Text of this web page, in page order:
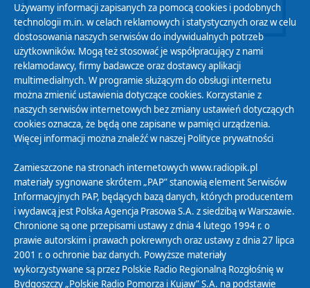
Polityka Prywatności
Zasady korzystania z Serwisu
Organizacje Pożytku Publicznego
Cyfryzacja DAB+
Polityka ochrony danych osobowych
Abonament
Zamówienia publiczne
Biuletyn Informacji Publicznej
Używamy informacji zapisanych za pomocą cookies i podobnych
technologii m.in. w celach reklamowych i statystycznych oraz w celu
dostosowania naszych serwisów do indywidualnych potrzeb
użytkowników. Mogą też stosować je współpracujący z nami
reklamodawcy, firmy badawcze oraz dostawcy aplikacji
multimedialnych. W programie służącym do obsługi internetu
można zmienić ustawienia dotyczące cookies. Korzystanie z
naszych serwisów internetowych bez zmiany ustawień dotyczących
cookies oznacza, że będą one zapisane w pamięci urządzenia.
Więcej informacji można znaleźć w naszej Polityce prywatności
Zamieszczone na stronach internetowych www.radiopik.pl
materiały sygnowane skrótem „PAP” stanowią element Serwisów
Informacyjnych PAP, będących bazą danych, których producentem
i wydawcą jest Polska Agencja Prasowa S.A. z siedzibą w Warszawie.
Chronione są one przepisami ustawy z dnia 4 lutego 1994 r. o
prawie autorskim i prawach pokrewnych oraz ustawy z dnia 27 lipca
2001 r. o ochronie baz danych. Powyższe materiały
wykorzystywane są przez Polskie Radio Regionalną Rozgłośnię w
Bydgoszczy „Polskie Radio Pomorza i Kujaw” S.A. na podstawie